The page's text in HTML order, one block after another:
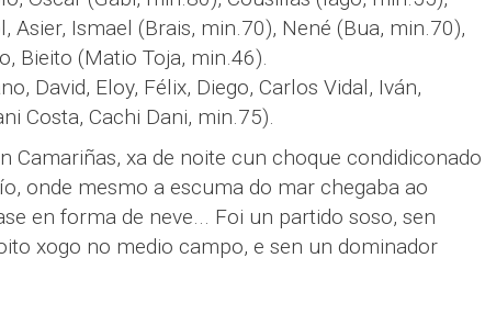
Asier, Ismael (Brais, min.70), Nené (Bua, min.70),
Bieito (Matio Toja, min.46).
David, Eloy, Félix, Diego, Carlos Vidal, Iván,
Costa, Cachi Dani, min.75).
Camariñas, xa de noite cun choque condidiconado
onde mesmo a escuma do mar chegaba ao
en forma de neve... Foi un partido soso, sen
xogo no medio campo, e sen un dominador